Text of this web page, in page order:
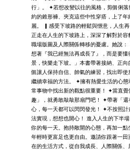
行」。 ✦若想改變以往的風格，剪個俐
約的錐形褲、夾克這些中性穿搭，上了
麗。 ▎感受下坡路的輕鬆與愜意，人生
正走在人生的下坡路上，深深了解對於容
職場版圖及人際關係轉移的憂慮。她說：
想著『我已經無法再成長了』，而是要
景，快樂走下坡。」本書帶著接納、正
個讓人保持自信、帥氣的練習，找出即
繼續幸福的方法。 ✦擁有熱愛生活的心
常事物中找出新的觀點很重要！ ✦當直
趣」，就勇敢敲敲那扇門吧！ ✦帶著「
心，每一天都可以閃閃發光！ ✦不按照
法實現，想想也開心！ 進入人生的下半
你的每一天。抱持敞開的心態，再加一
年輕時更富足也更自由。邀請你跟著一田
在的生活方式，從自我成長、人際關係、